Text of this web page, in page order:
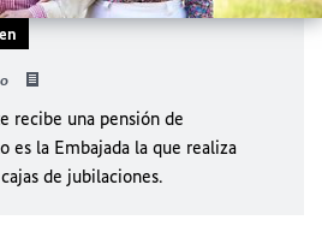
recibe una pensión de
es la Embajada la que realiza
de jubilaciones.